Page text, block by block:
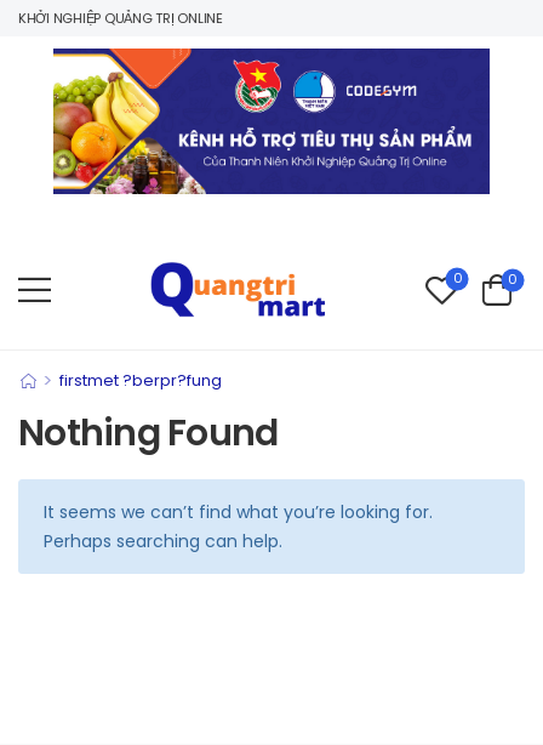
NGHIỆP QUẢNG TRỊ ONLINE
0 0
> firstmet ?berpr?fung
Nothing Found
It seems we can’t find what you’re looking for.
Perhaps searching can help.